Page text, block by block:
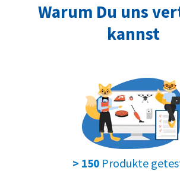
Warum Du uns
kannst
> 150Produkte